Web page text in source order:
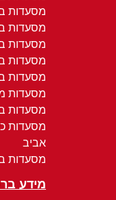
מסעדות
מסעדות
מסעדות
מסעדות
מסעדות
מסעדות
מסעדות
מסעדות
אביב
מסעדות
מידע